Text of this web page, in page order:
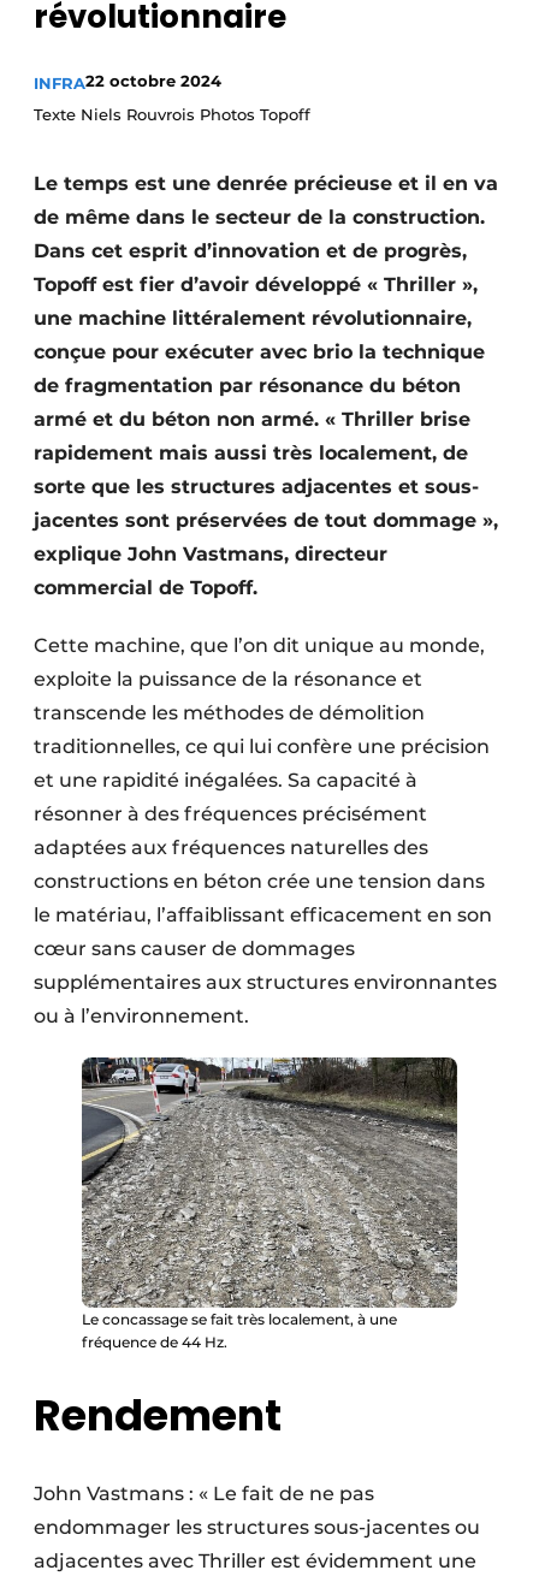
Termes et conditions
Construction bois
Contrôle d’accès
Éclairage
Fondations
Façades
Géotextiles
Infrastructures souterraines et égouttage
Protection solaire
Sécurité incendie
Software
Techniques ferroviaires
révolutionnaire
INFRA22 octobre 2024
Texte Niels Rouvrois Photos Topoff
Le temps est une denrée précieuse et il en va
de même dans le secteur de la construction.
Dans cet esprit d’innovation et de progrès,
Topoff est fier d’avoir développé « Thriller »,
une machine littéralement révolutionnaire,
conçue pour exécuter avec brio la technique
de fragmentation par résonance du béton
armé et du béton non armé. « Thriller brise
rapidement mais aussi très localement, de
sorte que les structures adjacentes et sous-
jacentes sont préservées de tout dommage »,
explique John Vastmans, directeur
commercial de Topoff.
Cette machine, que l’on dit unique au monde,
exploite la puissance de la résonance et
transcende les méthodes de démolition
traditionnelles, ce qui lui confère une précision
et une rapidité inégalées. Sa capacité à
résonner à des fréquences précisément
adaptées aux fréquences naturelles des
constructions en béton crée une tension dans
le matériau, l’affaiblissant efficacement en son
cœur sans causer de dommages
supplémentaires aux structures environnantes
ou à l’environnement.
Le concassage se fait très localement, à une
fréquence de 44 Hz.
Rendement
John Vastmans : « Le fait de ne pas
endommager les structures sous-jacentes ou
adjacentes avec Thriller est évidemment une